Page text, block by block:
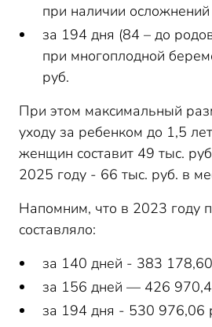
при наличии
за 194 дня (84 – до
при многоплодной
руб.
При этом максимальный
уходу за ребенком до 1,5
женщин составит 49 тыс.
2025 году - 66 тыс. руб. в
Напомним, что в 2023 году
составляло:
за 140 дней - 383
за 156 дней — 426
за 194 дня - 530 976,06